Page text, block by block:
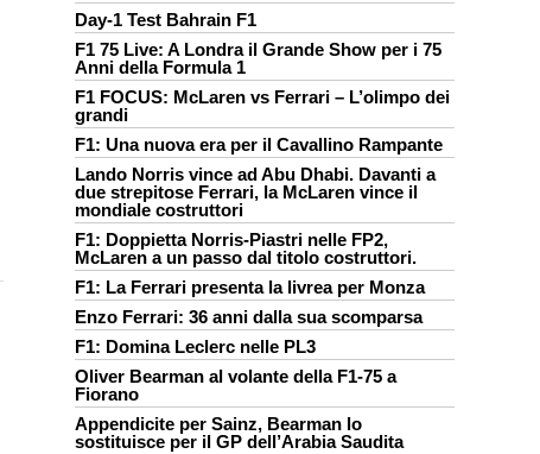
Day-1 Test Bahrain F1
F1 75 Live: A Londra il Grande Show per i 75
Anni della Formula 1
F1 FOCUS: McLaren vs Ferrari – L’olimpo dei
grandi
F1: Una nuova era per il Cavallino Rampante
Lando Norris vince ad Abu Dhabi. Davanti a
due strepitose Ferrari, la McLaren vince il
mondiale costruttori
F1: Doppietta Norris-Piastri nelle FP2,
McLaren a un passo dal titolo costruttori.
F1: La Ferrari presenta la livrea per Monza
Enzo Ferrari: 36 anni dalla sua scomparsa
F1: Domina Leclerc nelle PL3
Oliver Bearman al volante della F1-75 a
Fiorano
Appendicite per Sainz, Bearman lo
sostituisce per il GP dell’Arabia Saudita